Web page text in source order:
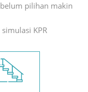
pilihan makin
KPR